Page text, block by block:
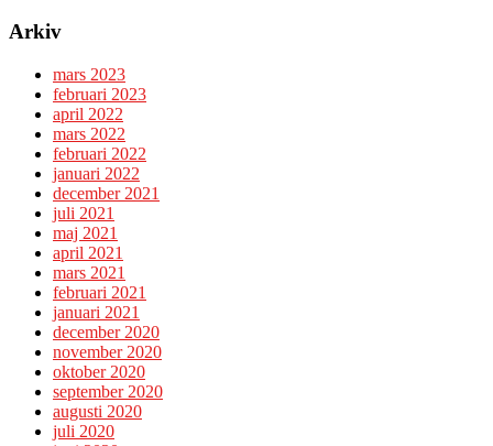
Arkiv
mars 2023
februari 2023
april 2022
mars 2022
februari 2022
januari 2022
december 2021
juli 2021
maj 2021
april 2021
mars 2021
februari 2021
januari 2021
december 2020
november 2020
oktober 2020
september 2020
augusti 2020
juli 2020